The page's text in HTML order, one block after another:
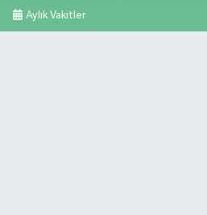
Aylık Vakitler